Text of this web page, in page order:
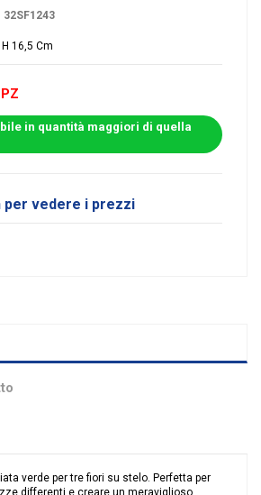
32SF1243
16,5 Cm
in quantità maggiori di quella
per vedere i prezzi
verde per tre fiori su stelo. Perfetta per
differenti e creare un meraviglioso